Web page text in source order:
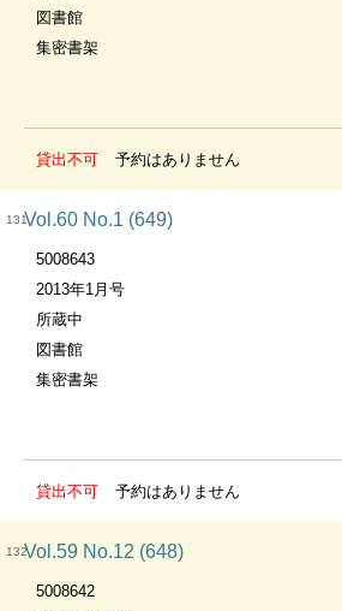
図書館
集密書架
貸出不可 予約はありません
131Vol.60 No.1 (649)
5008643
2013年1月号
所蔵中
図書館
集密書架
貸出不可 予約はありません
132Vol.59 No.12 (648)
5008642